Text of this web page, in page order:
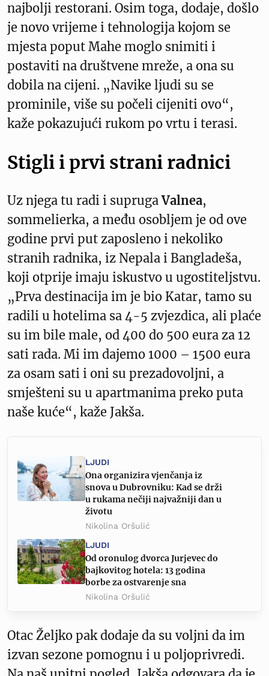
najbolji restorani. Osim toga, dodaje, došlo
je novo vrijeme i tehnologija kojom se
mjesta poput Mahe moglo snimiti i
postaviti na društvene mreže, a ona su
dobila na cijeni. „Navike ljudi su se
prominile, više su počeli cijeniti ovo“,
kaže pokazujući rukom po vrtu i terasi.
Stigli i prvi strani radnici
Uz njega tu radi i suprugaValnea,
sommelierka, a među osobljem je od ove
godine prvi put zaposleno i nekoliko
stranih radnika, iz Nepala i Bangladeša,
koji otprije imaju iskustvo u ugostiteljstvu.
„Prva destinacija im je bio Katar, tamo su
radili u hotelima sa 4-5 zvjezdica, ali plaće
su im bile male, od 400 do 500 eura za 12
sati rada. Mi im dajemo 1000 – 1500 eura
za osam sati i oni su prezadovoljni, a
smješteni su u apartmanima preko puta
naše kuće“, kaže Jakša.
LJUDI
Ona organizira vjenčanja iz
snova u Dubrovniku: Kad se drži
u rukama nečiji najvažniji dan u
životu
Nikolina Oršulić
LJUDI
Od oronulog dvorca Jurjevec do
bajkovitog hotela: 13 godina
borbe za ostvarenje sna
Nikolina Oršulić
Otac Željko pak dodaje da su voljni da im
izvan sezone pomognu i u poljoprivredi.